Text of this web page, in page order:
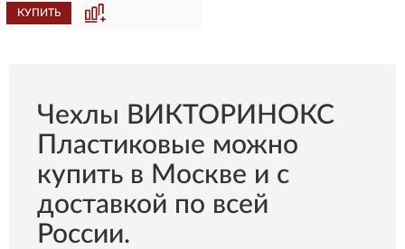
КУПИТЬ
Чехлы ВИКТОРИНОКС
Пластиковые можно
купить в Москве и с
доставкой по всей
России.